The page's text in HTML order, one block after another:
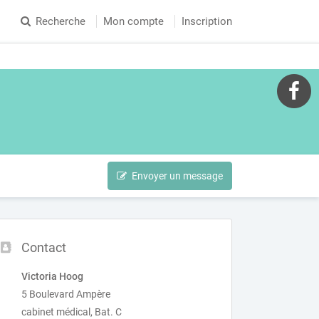
Recherche Mon compte Inscription
Envoyer un message
Contact
Victoria Hoog
5 Boulevard Ampère
cabinet médical, Bat. C